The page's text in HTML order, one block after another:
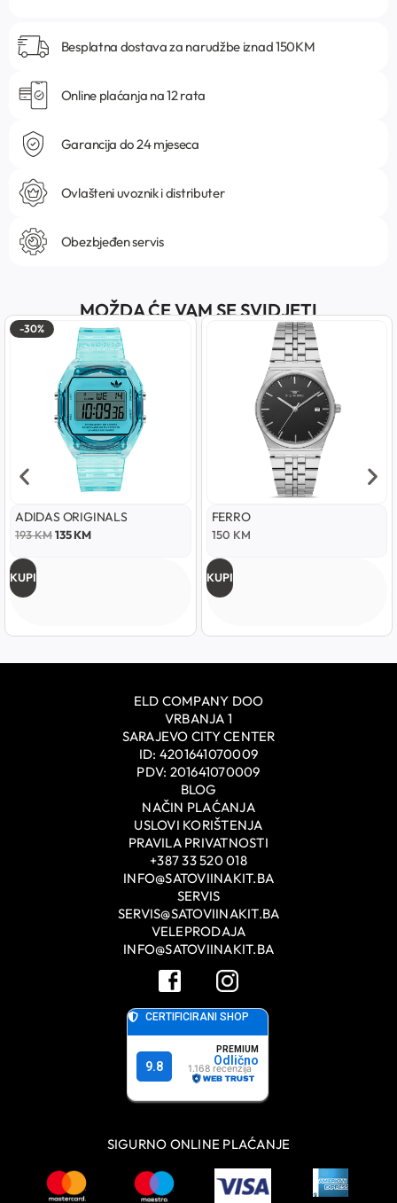
Besplatna dostava za narudžbe iznad 150KM
Online plaćanja na 12 rata
Garancija do 24 mjeseca
Ovlašteni uvoznik i distributer
Obezbjeđen servis
MOŽDA ĆE VAM SE SVIDJETI
-30%
ADIDAS ORIGINALS
193KM135KM
KUPI
FERRO
150 KM
KUPI
ELD COMPANY DOO
VRBANJA 1
SARAJEVO CITY CENTER
ID: 4201641070009
PDV: 201641070009
BLOG
NAČIN PLAĆANJA
USLOVI KORIŠTENJA
PRAVILA PRIVATNOSTI
+387 33 520 018
INFO@SATOVIINAKIT.BA
SERVIS
SERVIS@SATOVIINAKIT.BA
VELEPRODAJA
INFO@SATOVIINAKIT.BA
SIGURNO ONLINE PLAĆANJE